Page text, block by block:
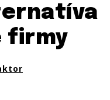
firmy